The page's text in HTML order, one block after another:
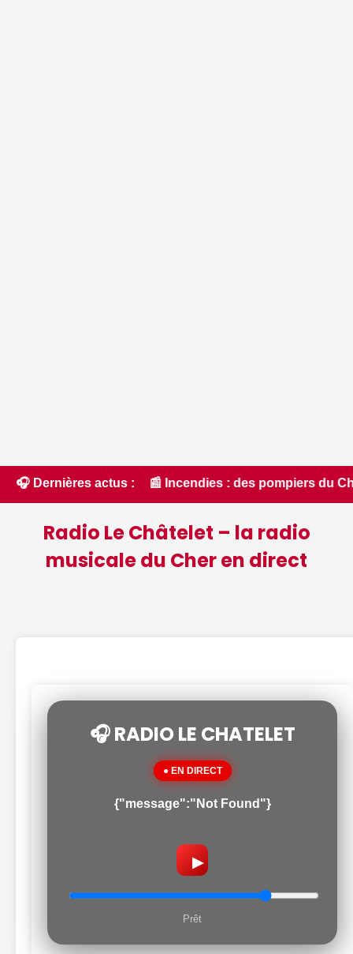
🎧 Dernières actus :
Incendies : des pompiers du Cher et de
Radio Le Châtelet – la radio
musicale du Cher en direct
🎧 RADIO LE CHATELET
● EN DIRECT
{"message":"Not Found"}
▶
Prêt